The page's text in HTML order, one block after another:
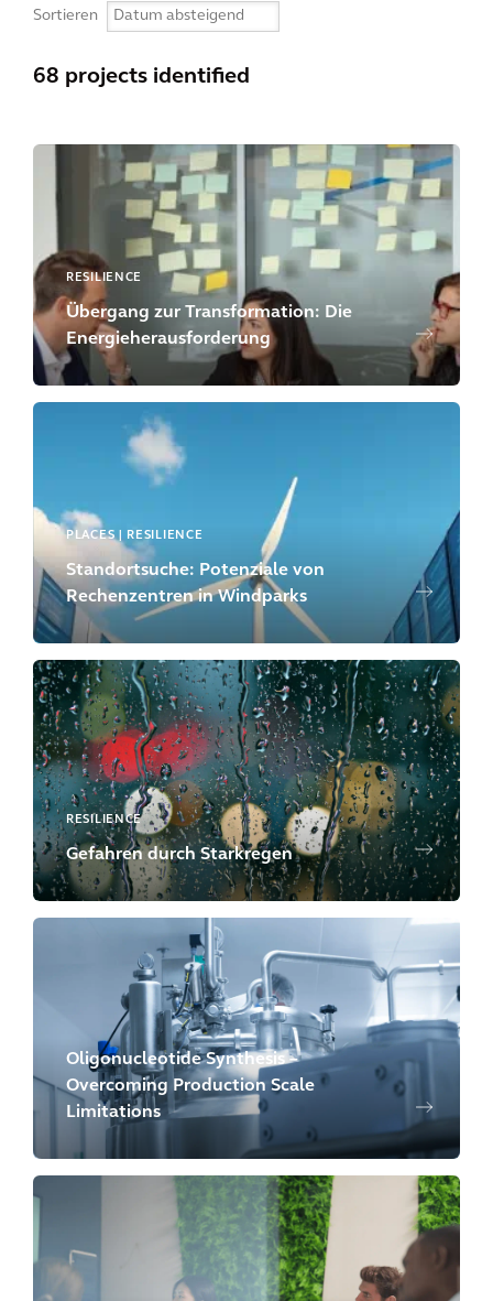
Sortieren
68 projects identified
RESILIENCE
Übergang zur Transformation: Die
Energieherausforderung
PLACES | RESILIENCE
Standortsuche: Potenziale von
Rechenzentren in Windparks
RESILIENCE
Gefahren durch Starkregen
Oligonucleotide Synthesis –
Overcoming Production Scale
Limitations